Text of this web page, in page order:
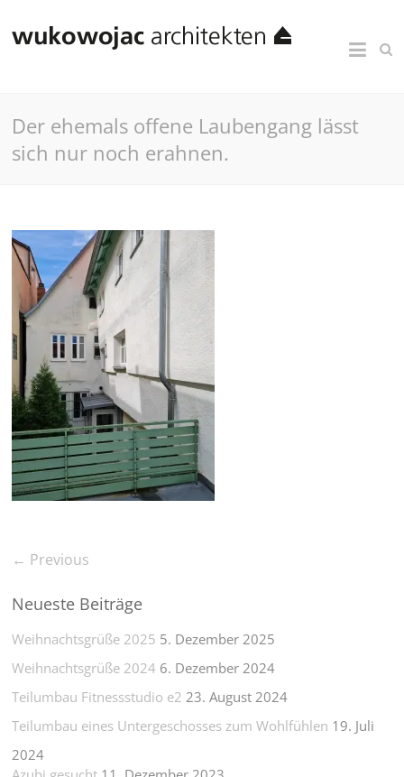
Der ehemals offene Laubengang lässt
sich nur noch erahnen.
← Previous
Neueste Beiträge
Weihnachtsgrüße 2025 5. Dezember 2025
Weihnachtsgrüße 2024 6. Dezember 2024
Teilumbau Fitnessstudio e2 23. August 2024
Teilumbau eines Untergeschosses zum Wohlfühlen 19. Juli
2024